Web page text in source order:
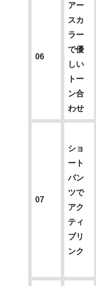
06
アー
スカ
ラー
で優
しい
トー
ン合
わせ
07
ショ
ート
パン
ツで
アク
ティ
ブリ
ンク